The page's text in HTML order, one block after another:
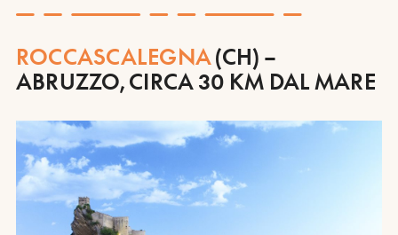
ROCCASCALEGNA(CH) –
ABRUZZO, CIRCA 30 KM DAL MARE